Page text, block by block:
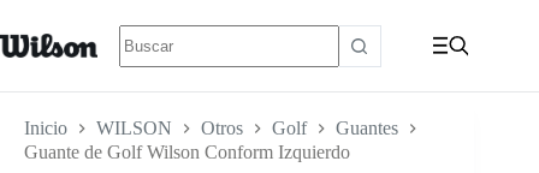
Inicio WILSON Otros Golf
Guantes
Guante de Golf Wilson Conform Izquierdo